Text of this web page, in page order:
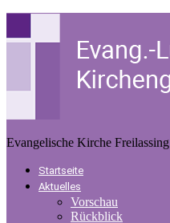
Evangelische Kirche Freilassing
Startseite
Aktuelles
Vorschau
Rückblick